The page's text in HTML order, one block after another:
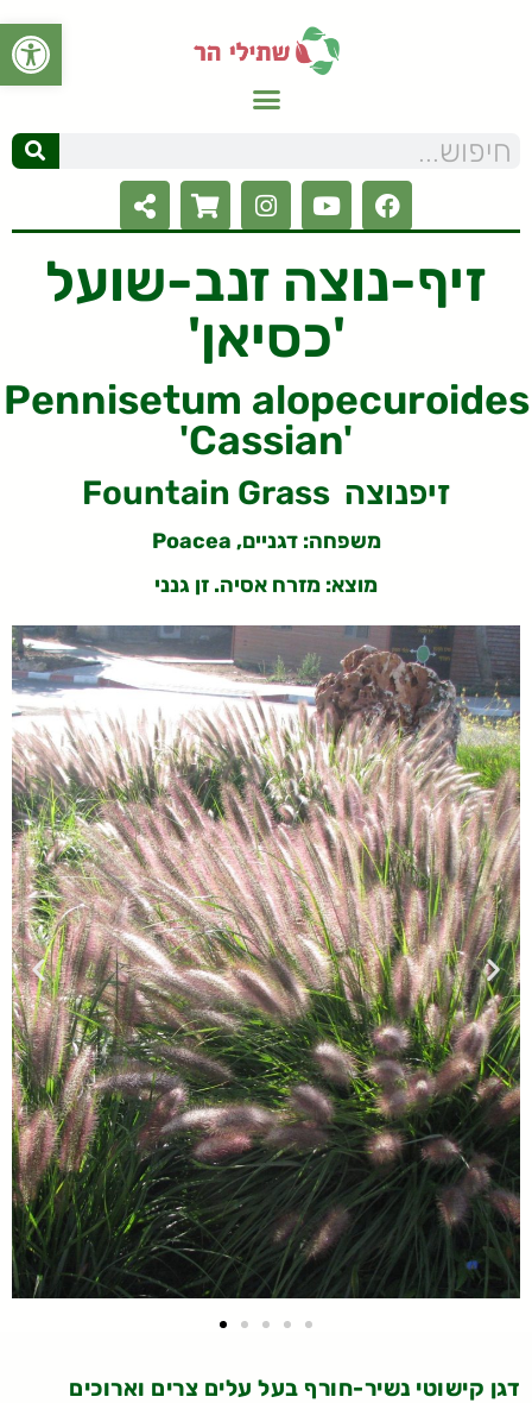
פתח
זיף-נוצה זנב-שועל
'כסיאן'
Pennisetum alopecuroides
'Cassian'
Fountain Grass זיפנוצה
משפחה: דגניים, Poacea
מוצא: מזרח אסיה. זן גנני
דגן קישוטי נשיר-חורף בעל עלים צרים וארוכים